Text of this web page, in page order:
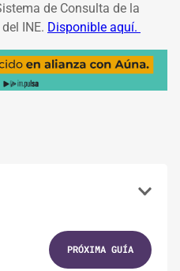
de Consulta de la
INE. Disponible aquí.
para tu campaña
PRÓXIMA GUÍA